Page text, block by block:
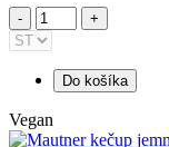
Do košíka
Vegan